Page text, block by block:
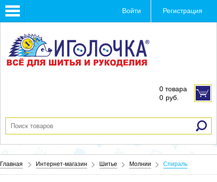
Toggle
navigation
Войти Регистрация
0 товара
0 руб.
Главная Интернет-магазин Шитье Молнии Спираль